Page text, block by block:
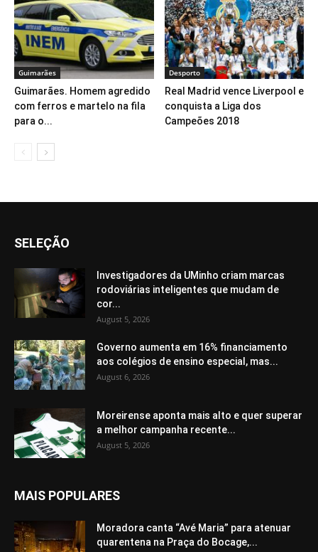
Guimarães
Guimarães. Homem agredido
com ferros e martelo na fila
para o...
Desporto
Real Madrid vence Liverpool e
conquista a Liga dos
Campeões 2018
SELEÇÃO
Investigadores da UMinho criam marcas
rodoviárias inteligentes que mudam de
cor...
August 5, 2026
Governo aumenta em 16% financiamento
aos colégios de ensino especial, mas...
August 6, 2026
Moreirense aponta mais alto e quer superar
a melhor campanha recente...
August 5, 2026
MAIS POPULARES
Moradora canta “Avé Maria” para atenuar
quarentena na Praça do Bocage,...